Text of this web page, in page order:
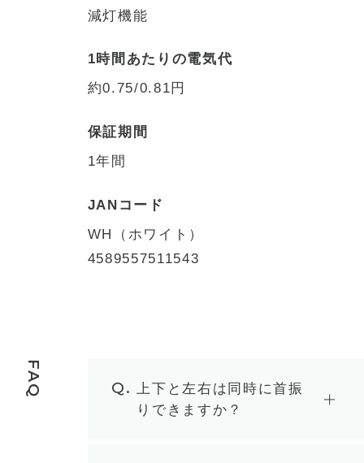
減灯機能
1時間あたりの電気代
約0.75/0.81円
保証期間
1年間
JANコード
WH（ホワイト）
4589557511543
FAQ Q.
上下と左右は同時に首振
りできますか？